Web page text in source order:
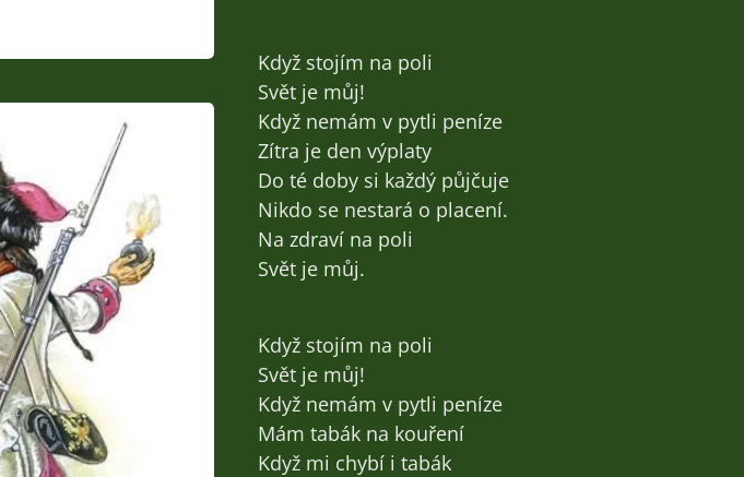
Když stojím na poli
Svět je můj!
Když nemám v pytli peníze
Zítra je den výplaty
Do té doby si každý půjčuje
Nikdo se nestará o placení.
Na zdraví na poli
Svět je můj.
Když stojím na poli
Svět je můj!
Když nemám v pytli peníze
Mám tabák na kouření
Když mi chybí i tabák